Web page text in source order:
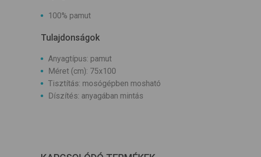
100% pamut
Tulajdonságok
Anyagtípus: pamut
Méret (cm): 75x100
Tisztítás: mosógépben mosható
Díszítés: anyagában mintás